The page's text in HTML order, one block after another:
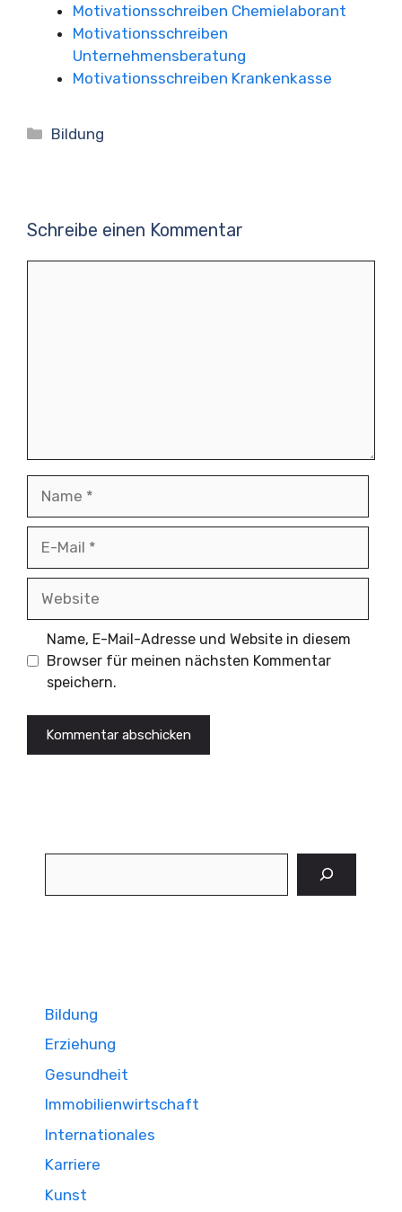
Motivationsschreiben Chemielaborant
Motivationsschreiben
Unternehmensberatung
Motivationsschreiben Krankenkasse
Kategorien
Bildung
Schreibe einen Kommentar
Mail
Name, E-Mail-Adresse und Website in diesem
Browser für meinen nächsten Kommentar
speichern.
Bildung
Erziehung
Gesundheit
Immobilienwirtschaft
Internationales
Karriere
Kunst